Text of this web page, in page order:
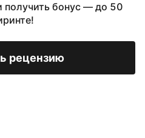
получить бонус — до 50
рецензию